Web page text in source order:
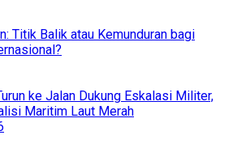
Titik Balik atau Kemunduran bagi
ke Jalan Dukung Eskalasi Militer,
Maritim Laut Merah